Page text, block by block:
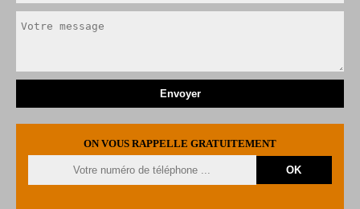
ON VOUS RAPPELLE GRATUITEMENT